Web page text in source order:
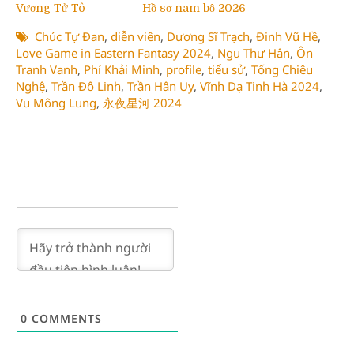
Vương Tử Tô Hồ sơ nam bộ 2026
Chúc Tự Đan, diễn viên, Dương Sĩ Trạch, Đinh Vũ Hề,
Love Game in Eastern Fantasy 2024, Ngu Thư Hân, Ôn
Tranh Vanh, Phí Khải Minh, profile, tiểu sử, Tống Chiêu
Nghệ, Trần Đô Linh, Trần Hân Uy, Vĩnh Dạ Tinh Hà 2024,
Vu Mông Lung, 永夜星河 2024
0 COMMENTS